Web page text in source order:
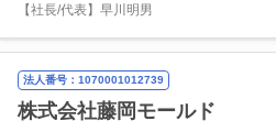
【社長/代表】早川明男
法人番号：1070001012739
株式会社藤岡モールド